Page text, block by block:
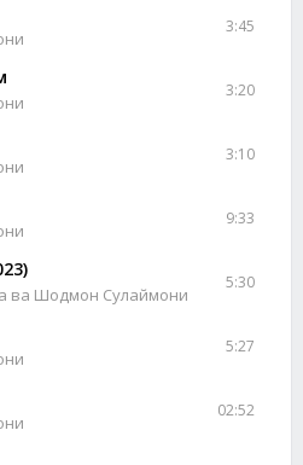
3:45
3:20
3:10
9:33
ва Шодмон Сулаймони
5:30
5:27
02:52